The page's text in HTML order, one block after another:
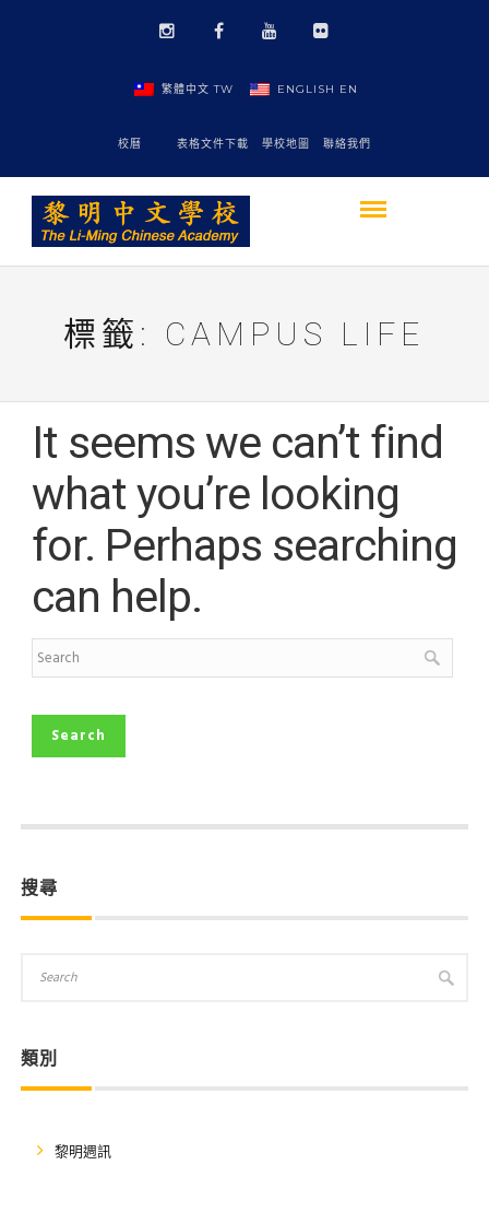
繁體中文 TW ENGLISH EN
校曆 表格文件下載 學校地圖 聯絡我們
標籤: CAMPUS LIFE
It seems we can’t find
what you’re looking
for. Perhaps searching
can help.
搜尋
類別
黎明週訊